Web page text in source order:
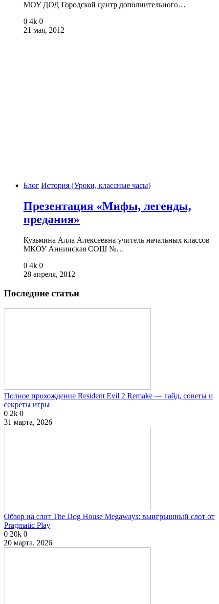
МОУ ДОД Городской центр дополнительного…
0 4k 0
21 мая, 2012
Блог История (Уроки, классные часы)
Презентация «Мифы, легенды,
предания»
Кузьмина Алла Алексеевна учитель начальных классов
МКОУ Аннинская СОШ №…
0 4k 0
28 апреля, 2012
Последние статьи
Полное прохождение Resident Evil 2 Remake — гайд, советы и
секреты игры
0 2k 0
31 марта, 2026
Обзор на слот The Dog House Megaways: выигрышный слот от
Pragmatic Play
0 20k 0
20 марта, 2026